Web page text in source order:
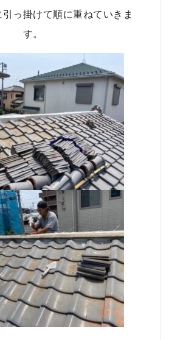
っ掛けて順に重ねていきま
す。